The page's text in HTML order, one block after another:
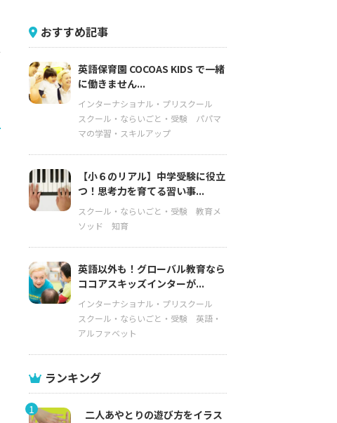
おすすめ記事
英語保育園 COCOAS KIDS で一緒
に働きません...
インターナショナル・プリスクール
スクール・ならいごと・受験
パパマ
マの学習・スキルアップ
【小６のリアル】中学受験に役立
つ！思考力を育てる習い事...
スクール・ならいごと・受験
教育メ
ソッド
知育
英語以外も！グローバル教育なら
ココアスキッズインターが...
インターナショナル・プリスクール
スクール・ならいごと・受験
英語・
アルファベット
ランキング
1
二人あやとりの遊び方をイラス